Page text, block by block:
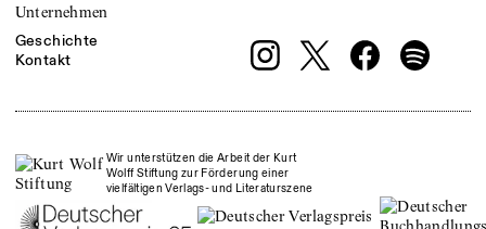
Unternehmen
Geschichte
Kontakt
Wir unterstützen die Arbeit der Kurt
Wolff Stiftung zur Förderung einer
vielfältigen Verlags- und Literaturszene